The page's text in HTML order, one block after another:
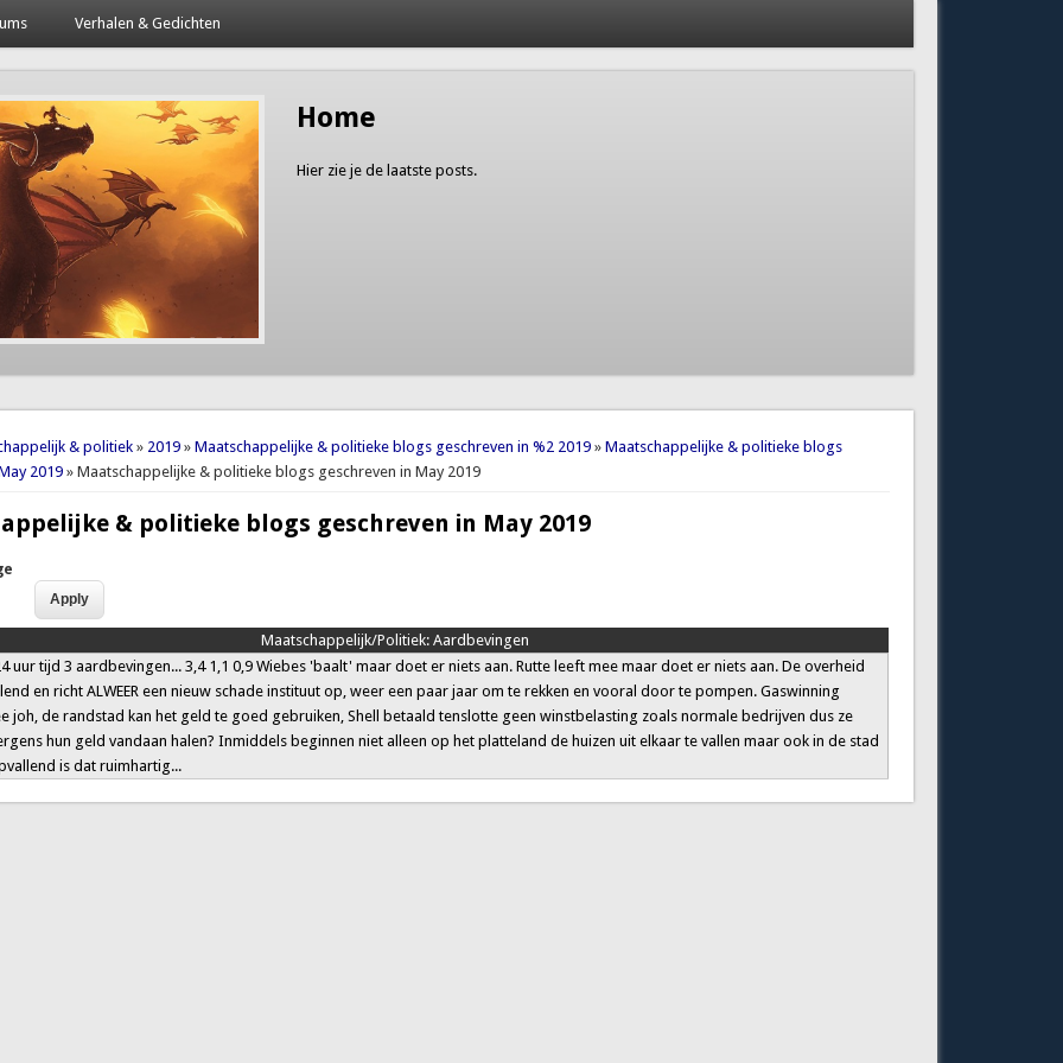
Verhalen & Gedichten
Home
Hier zie je de laatste posts.
& politiek» 2019 »Maatschappelijke & politieke blogs geschreven in %2 2019 »Maatschappelijke & politieke blogs
2019» Maatschappelijke & politieke blogs geschreven in May 2019
& politieke blogs geschreven in May 2019
Maatschappelijk/Politiek: Aardbevingen
uur tijd 3 aardbevingen... 3,4 1,1 0,9 Wiebes 'baalt' maar doet er niets aan. Rutte leeft mee maar doet er niets aan. De overheid
en richt ALWEER een nieuw schade instituut op, weer een paar jaar om te rekken en vooral door te pompen. Gaswinning
joh, de randstad kan het geld te goed gebruiken, Shell betaald tenslotte geen winstbelasting zoals normale bedrijven dus ze
hun geld vandaan halen? Inmiddels beginnen niet alleen op het platteland de huizen uit elkaar te vallen maar ook in de stad
is dat ruimhartig...